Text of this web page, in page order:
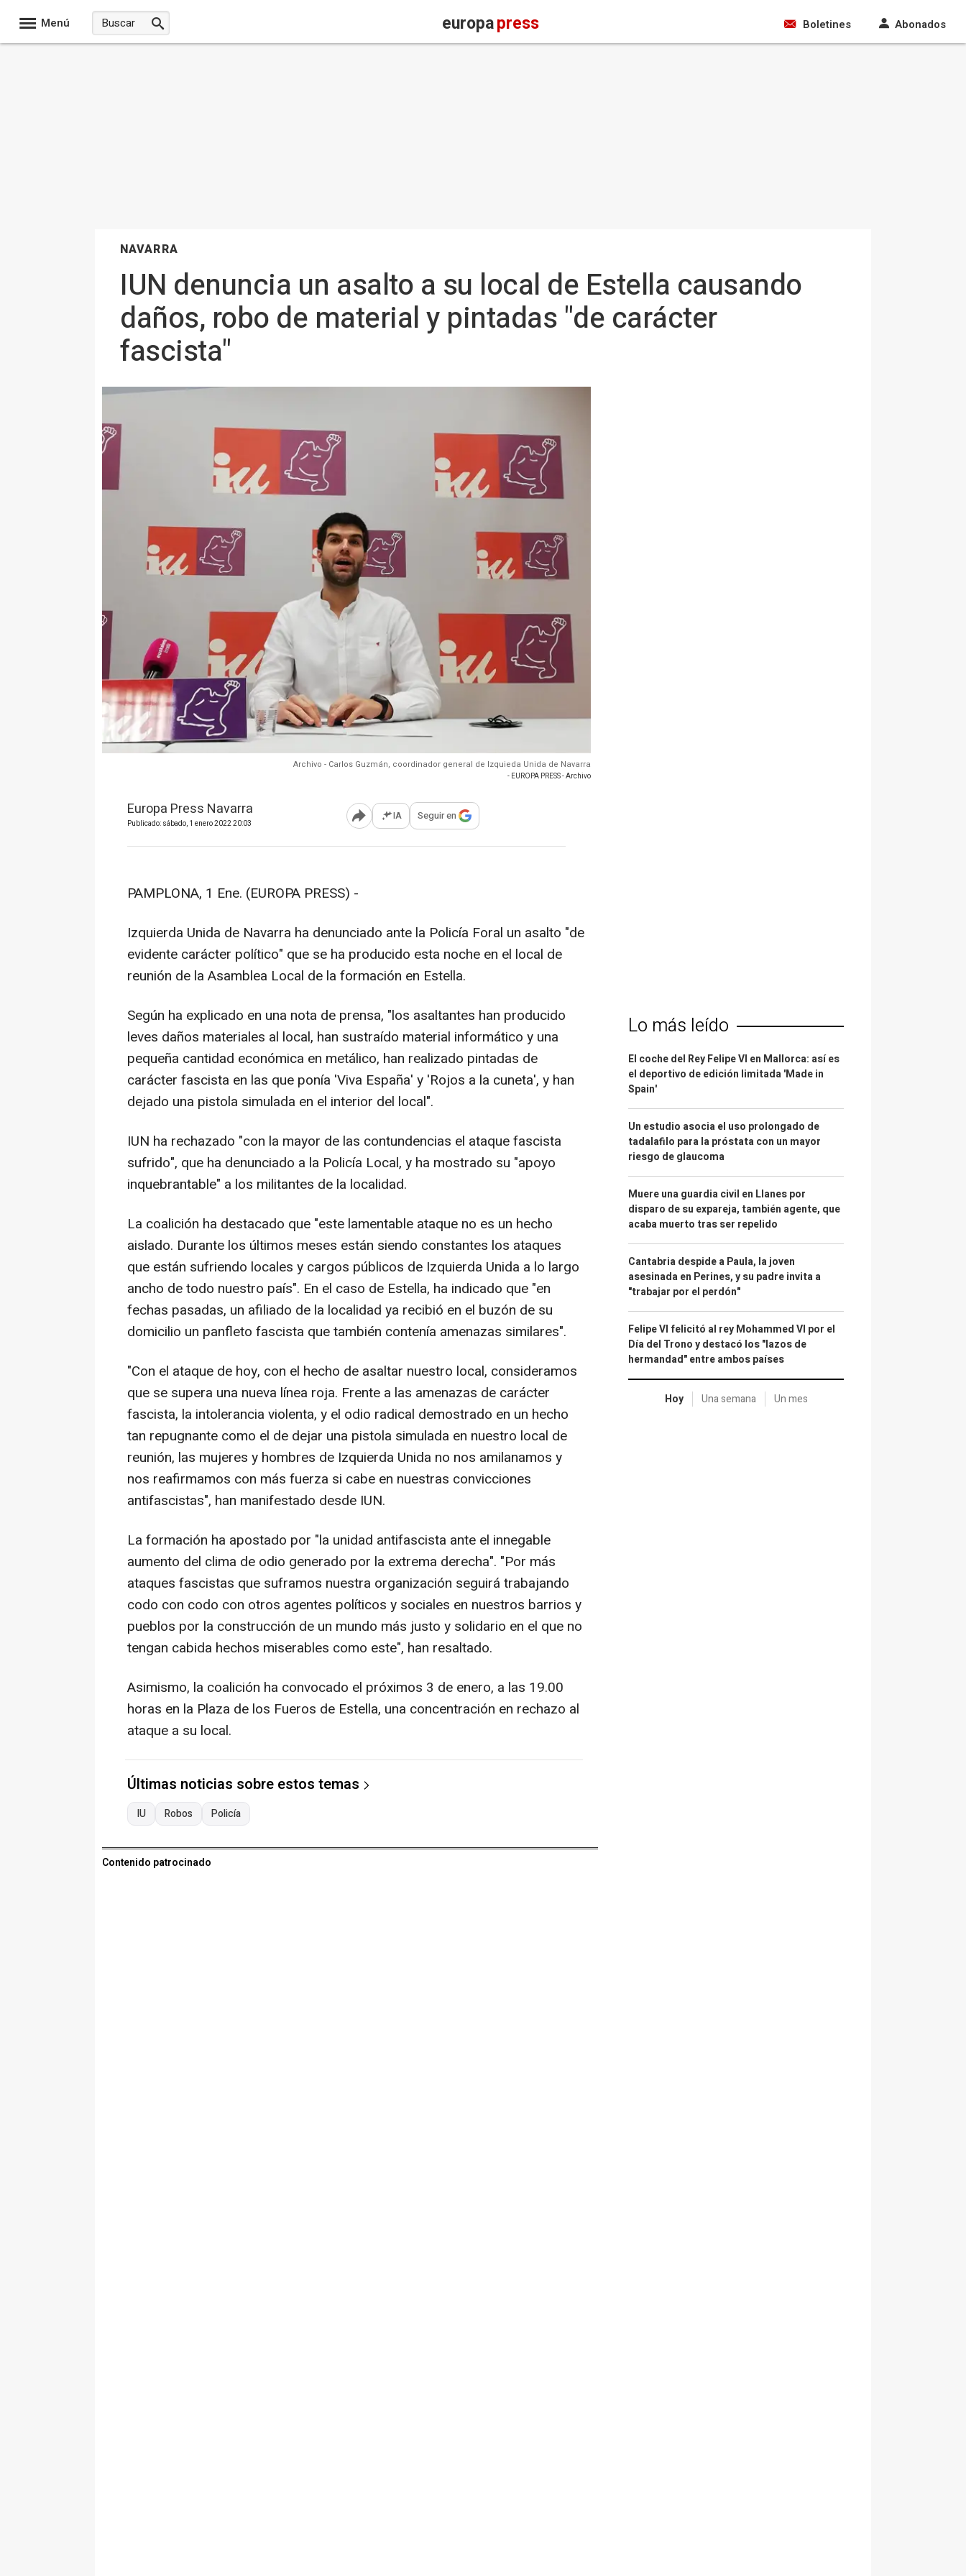
Menú europapress Boletines Abonados
NAVARRA
IUN denuncia un asalto a su local de Estella causando
daños, robo de material y pintadas "de carácter
fascista"
Archivo - Carlos Guzmán, coordinador general de Izquieda Unida de Navarra
- EUROPA PRESS - Archivo
Europa Press Navarra
Publicado: sábado, 1 enero 2022 20:03 Abrir opciones para compartir
IA Seguir en
PAMPLONA, 1 Ene. (EUROPA PRESS) -
Izquierda Unida de Navarra ha denunciado ante la Policía Foral un asalto "de
evidente carácter político" que se ha producido esta noche en el local de
reunión de la Asamblea Local de la formación en Estella.
Según ha explicado en una nota de prensa, "los asaltantes han producido
leves daños materiales al local, han sustraído material informático y una
pequeña cantidad económica en metálico, han realizado pintadas de
carácter fascista en las que ponía 'Viva España' y 'Rojos a la cuneta', y han
dejado una pistola simulada en el interior del local".
IUN ha rechazado "con la mayor de las contundencias el ataque fascista
sufrido", que ha denunciado a la Policía Local, y ha mostrado su "apoyo
inquebrantable" a los militantes de la localidad.
La coalición ha destacado que "este lamentable ataque no es un hecho
aislado. Durante los últimos meses están siendo constantes los ataques
que están sufriendo locales y cargos públicos de Izquierda Unida a lo largo
ancho de todo nuestro país". En el caso de Estella, ha indicado que "en
fechas pasadas, un afiliado de la localidad ya recibió en el buzón de su
domicilio un panfleto fascista que también contenía amenazas similares".
"Con el ataque de hoy, con el hecho de asaltar nuestro local, consideramos
que se supera una nueva línea roja. Frente a las amenazas de carácter
fascista, la intolerancia violenta, y el odio radical demostrado en un hecho
tan repugnante como el de dejar una pistola simulada en nuestro local de
reunión, las mujeres y hombres de Izquierda Unida no nos amilanamos y
nos reafirmamos con más fuerza si cabe en nuestras convicciones
antifascistas", han manifestado desde IUN.
La formación ha apostado por "la unidad antifascista ante el innegable
aumento del clima de odio generado por la extrema derecha". "Por más
ataques fascistas que suframos nuestra organización seguirá trabajando
codo con codo con otros agentes políticos y sociales en nuestros barrios y
pueblos por la construcción de un mundo más justo y solidario en el que no
tengan cabida hechos miserables como este", han resaltado.
Asimismo, la coalición ha convocado el próximos 3 de enero, a las 19.00
horas en la Plaza de los Fueros de Estella, una concentración en rechazo al
ataque a su local.
Últimas noticias sobre estos temas
IU Robos Policía
Contenido patrocinado
Lo más leído
El coche del Rey Felipe VI en Mallorca: así es
el deportivo de edición limitada 'Made in
Spain'
Un estudio asocia el uso prolongado de
tadalafilo para la próstata con un mayor
riesgo de glaucoma
Muere una guardia civil en Llanes por
disparo de su expareja, también agente, que
acaba muerto tras ser repelido
Cantabria despide a Paula, la joven
asesinada en Perines, y su padre invita a
"trabajar por el perdón"
Felipe VI felicitó al rey Mohammed VI por el
Día del Trono y destacó los "lazos de
hermandad" entre ambos países
Hoy Una semana Un mes